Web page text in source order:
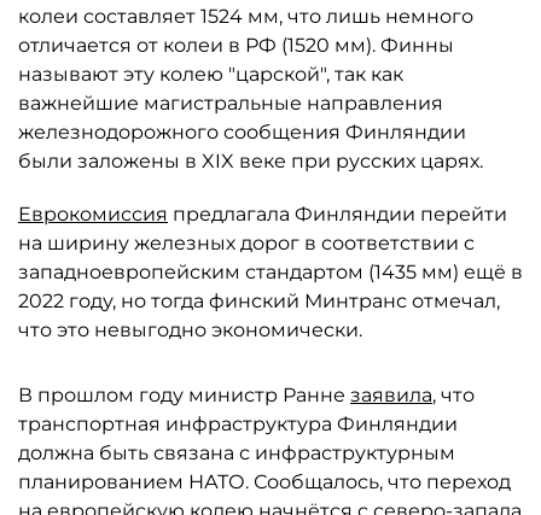
колеи составляет 1524 мм, что лишь немного
отличается от колеи в РФ (1520 мм). Финны
называют эту колею "царской", так как
важнейшие магистральные направления
железнодорожного сообщения Финляндии
были заложены в XIX веке при русских царях.
Еврокомиссия предлагала Финляндии перейти
на ширину железных дорог в соответствии с
западноевропейским стандартом (1435 мм) ещё в
2022 году, но тогда финский Минтранс отмечал,
что это невыгодно экономически.
В прошлом году министр Ранне заявила, что
транспортная инфраструктура Финляндии
должна быть связана с инфраструктурным
планированием НАТО. Сообщалось, что переход